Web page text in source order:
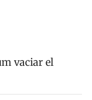
vaciar el